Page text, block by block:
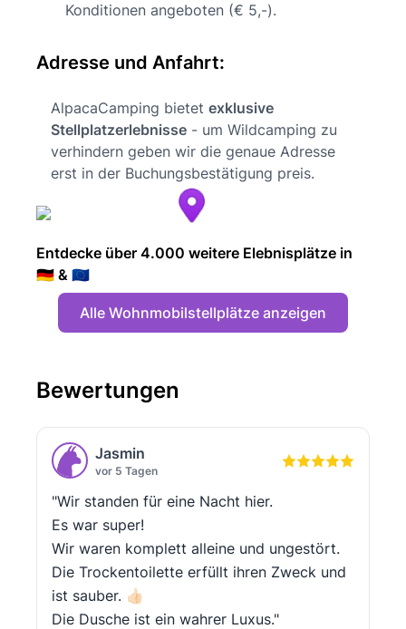
Konditionen angeboten (€ 5,-).
Adresse und Anfahrt:
AlpacaCamping bietet exklusive
Stellplatzerlebnisse - um Wildcamping zu
verhindern geben wir die genaue Adresse
erst in der Buchungsbestätigung preis.
Entdecke über 4.000 weitere Elebnisplätze in
🇩🇪 & 🇪🇺
Alle Wohnmobilstellplätze anzeigen
Bewertungen
Jasmin
vor 5 Tagen
"Wir standen für eine Nacht hier.
Es war super!
Wir waren komplett alleine und ungestört.
Die Trockentoilette erfüllt ihren Zweck und
ist sauber. 👍🏻
Die Dusche ist ein wahrer Luxus."